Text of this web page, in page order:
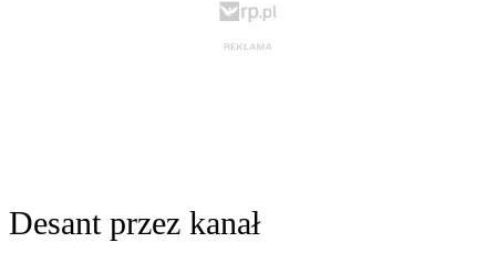
Desant przez kanał